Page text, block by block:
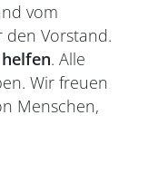
vom
den Vorstand.
. Alle
Wir freuen
Menschen,